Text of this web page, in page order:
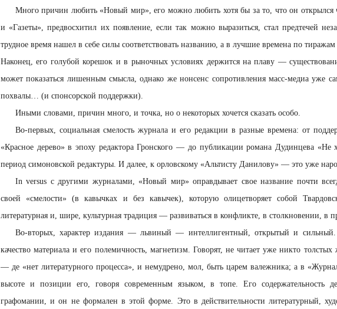
Много причин любить «Новый мир», его можно любить хотя бы за то, что он открылся
и «Газеты», предвосхитил их появление, если так можно выразиться, стал предтечей
трудное время нашел в себе силы соответствовать названию, а в лучшие времена по тиражам
Наконец, его голубой корешок и в рыночных условиях держится на плаву —
может показаться лишенным смысла, однако же нонсенс сопротивления масс-медиа уже
похвалы… (и спонсорской поддержки).
Иными словами, причин много, и точка, но о некоторых хочется сказать особо.
Во-первых, социальная смелость журнала и его редакции в разные времена: от
«Красное дерево» в эпоху редактора Гронского — до публикации романа Дудинцева
период симоновской редактуры. И далее, к орловскому «Альтисту Данилову» — это уже
In versus с другими журналами, «Новый мир» оправдывает свое название почти
своей «смелости» (в кавычках и без кавычек), которую олицетворяет собой
литературная и, шире, культурная традиция — развиваться в конфликте, в столкновении, в
Во-вторых, характер издания — львиный — интеллигентный, открытый и сильный.
качество материала и его полемичность, магнетизм. Говорят, не читает уже никто
— де «нет литературного процесса», и немудрено, мол, быть царем валежника; а в
высоте и позиции его, говоря современным языком, в топе. Его содержательность
графомании, и он не формален в этой форме. Это в действительности литературный,